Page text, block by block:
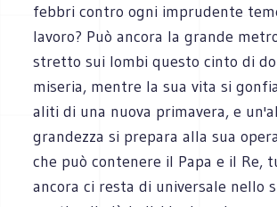
febbri contro ogni imprudente
lavoro? Può ancora la grande
stretto sui lombi questo cinto di
miseria, mentre la sua vita si
aliti di una nuova primavera, e
grandezza si prepara alla sua
che può contenere il Papa e il Re,
ancora ci resta di universale nello